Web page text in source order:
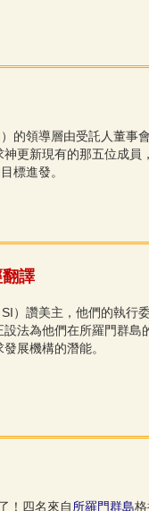
）的領導層由受託人董
更新現有的那五位成
標進發。
譯
SI）讚美主，他們的執
法為他們在所羅門群
展機構的潛能。
！四名來自所羅門群島